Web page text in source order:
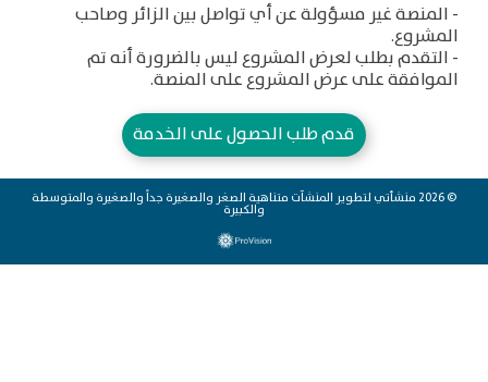
- المنصة غير مسؤولة عن أي تواصل بين الزائر وصاحب
المشروع.
- التقدم بطلب لعرض المشروع ليس بالضرورة أنه تم
الموافقة على عرض المشروع على المنصة.
قدم طلب الحصول على الخدمة
© 2026 منشأتي لتطوير المنشآت متناهية الصغر والصغيرة جداً والصغيرة والمتوسطة
والكبيرة